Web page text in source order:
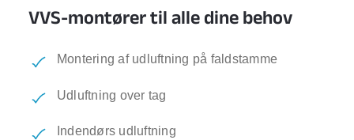
VVS-montører til alle dine behov
Montering af udluftning på faldstamme
Udluftning over tag
Indendørs udluftning